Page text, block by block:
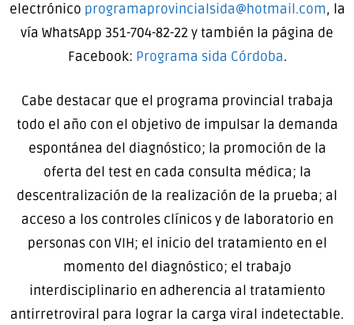
electrónico programaprovincialsida@hotmail.com, la
vía WhatsApp 351-704-82-22 y también la página de
Facebook: Programa sida Córdoba.
Cabe destacar que el programa provincial trabaja
todo el año con el objetivo de impulsar la demanda
espontánea del diagnóstico; la promoción de la
oferta del test en cada consulta médica; la
descentralización de la realización de la prueba; al
acceso a los controles clínicos y de laboratorio en
personas con VIH; el inicio del tratamiento en el
momento del diagnóstico; el trabajo
interdisciplinario en adherencia al tratamiento
antirretroviral para lograr la carga viral indetectable.